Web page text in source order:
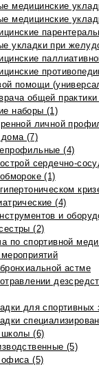
медицинские
медицинские
укладки при
помощи
общей практики
наборы (1)
личной
(7)
(4)
сердечно-
(1)
(4)
и
(2)
по спортивной
астме
для
(6)
(5)
(5)